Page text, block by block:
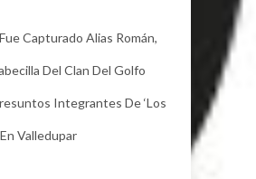
Capturado Alias Román,
Del Clan Del Golfo
Integrantes De ‘Los
Valledupar